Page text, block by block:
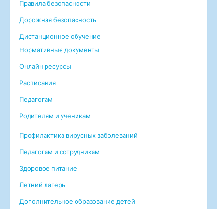
Правила безопасности
Дорожная безопасность
Дистанционное обучение
Нормативные документы
Онлайн ресурсы
Расписания
Педагогам
Родителям и ученикам
Профилактика вирусных заболеваний
Педагогам и сотрудникам
Здоровое питание
Летний лагерь
Дополнительное образование детей